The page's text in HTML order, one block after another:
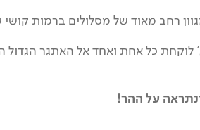
רחב מאוד של מסלולים ברמות קושי
לוקחת כל אחת ואחד אל האתגר
על ההר!